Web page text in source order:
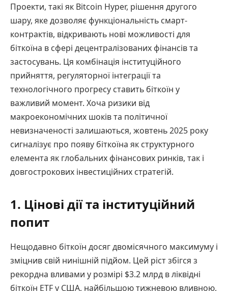
Проекти, такі як Bitcoin Hyper, рішення другого
шару, яке дозволяє функціональність смарт-
контрактів, відкривають нові можливості для
біткоїна в сфері децентралізованих фінансів та
застосувань. Ця комбінація інституційного
прийняття, регуляторної інтеграції та
технологічного прогресу ставить біткоїн у
важливий момент. Хоча ризики від
макроекономічних шоків та політичної
невизначеності залишаються, жовтень 2025 року
сигналізує про появу біткоїна як структурного
елемента як глобальних фінансових ринків, так і
довгострокових інвестиційних стратегій.
1. Цінові дії та інституційний
попит
Нещодавно біткоїн досяг двомісячного максимуму і
зміцнив свій нинішній підйом. Цей ріст збігся з
рекордна вливами у розмірі $3.2 млрд в ліквідні
біткоїн ETF у США, найбільшою тижневою вливною,